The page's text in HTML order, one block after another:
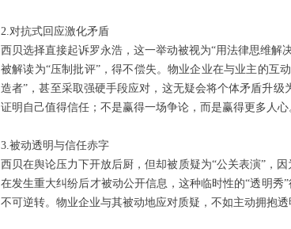
2.对抗式回应激化矛盾
西贝选择直接起诉罗永浩，这一举动被视为“用法律思维
被解读为“压制批评”，得不偿失。物业企业在与业主的互
造者”，甚至采取强硬手段应对，这无疑会将个体矛盾升
证明自己值得信任；不是赢得一场争论，而是赢得更多人心
3.被动透明与信任赤字
西贝在舆论压力下开放后厨，但却被质疑为“公关表演”，
在发生重大纠纷后才被动公开信息，这种临时性的“透明秀
不可逆转。物业企业与其被动地应对质疑，不如主动拥抱透